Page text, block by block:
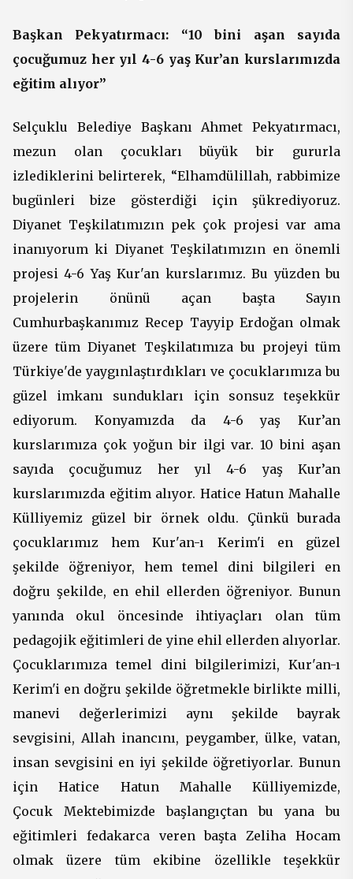
Başkan Pekyatırmacı: “10 bini aşan sayıda
çocuğumuz her yıl 4-6 yaş Kur’an kurslarımızda
eğitim alıyor”
Selçuklu Belediye Başkanı Ahmet Pekyatırmacı,
mezun olan çocukları büyük bir gururla
izlediklerini belirterek, “Elhamdülillah, rabbimize
bugünleri bize gösterdiği için şükrediyoruz.
Diyanet Teşkilatımızın pek çok projesi var ama
inanıyorum ki Diyanet Teşkilatımızın en önemli
projesi 4-6 Yaş Kur'an kurslarımız. Bu yüzden bu
projelerin önünü açan başta Sayın
Cumhurbaşkanımız Recep Tayyip Erdoğan olmak
üzere tüm Diyanet Teşkilatımıza bu projeyi tüm
Türkiye'de yaygınlaştırdıkları ve çocuklarımıza bu
güzel imkanı sundukları için sonsuz teşekkür
ediyorum. Konyamızda da 4-6 yaş Kur’an
kurslarımıza çok yoğun bir ilgi var. 10 bini aşan
sayıda çocuğumuz her yıl 4-6 yaş Kur’an
kurslarımızda eğitim alıyor. Hatice Hatun Mahalle
Külliyemiz güzel bir örnek oldu. Çünkü burada
çocuklarımız hem Kur'an-ı Kerim'i en güzel
şekilde öğreniyor, hem temel dini bilgileri en
doğru şekilde, en ehil ellerden öğreniyor. Bunun
yanında okul öncesinde ihtiyaçları olan tüm
pedagojik eğitimleri de yine ehil ellerden alıyorlar.
Çocuklarımıza temel dini bilgilerimizi, Kur'an-ı
Kerim'i en doğru şekilde öğretmekle birlikte milli,
manevi değerlerimizi aynı şekilde bayrak
sevgisini, Allah inancını, peygamber, ülke, vatan,
insan sevgisini en iyi şekilde öğretiyorlar. Bunun
için Hatice Hatun Mahalle Külliyemizde,
Çocuk Mektebimizde başlangıçtan bu yana bu
eğitimleri fedakarca veren başta Zeliha Hocam
olmak üzere tüm ekibine özellikle teşekkür